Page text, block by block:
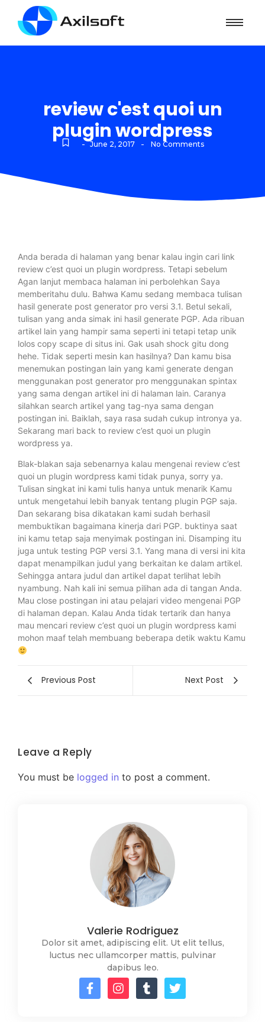
review c'est quoi un
plugin wordpress
- June 2, 2017 - No Comments
Anda berada di halaman yang benar kalau ingin cari link
review c’est quoi un plugin wordpress. Tetapi sebelum
Agan lanjut membaca halaman ini perbolehkan Saya
memberitahu dulu. Bahwa Kamu sedang membaca tulisan
hasil generate post generator pro versi 3.1. Betul sekali,
tulisan yang anda simak ini hasil generate PGP. Ada ribuan
artikel lain yang hampir sama seperti ini tetapi tetap unik
lolos copy scape di situs ini. Gak usah shock gitu dong
hehe. Tidak seperti mesin kan hasilnya? Dan kamu bisa
menemukan postingan lain yang kami generate dengan
menggunakan post generator pro menggunakan spintax
yang sama dengan artikel ini di halaman lain. Caranya
silahkan search artikel yang tag-nya sama dengan
postingan ini. Baiklah, saya rasa sudah cukup intronya ya.
Sekarang mari back to review c’est quoi un plugin
wordpress ya.
Blak-blakan saja sebenarnya kalau mengenai review c’est
quoi un plugin wordpress kami tidak punya, sorry ya.
Tulisan singkat ini kami tulis hanya untuk menarik Kamu
untuk mengetahui lebih banyak tentang plugin PGP saja.
Dan sekarang bisa dikatakan kami sudah berhasil
membuktikan bagaimana kinerja dari PGP. buktinya saat
ini kamu tetap saja menyimak postingan ini. Disamping itu
juga untuk testing PGP versi 3.1. Yang mana di versi ini kita
dapat menampilkan judul yang berkaitan ke dalam artikel.
Sehingga antara judul dan artikel dapat terlihat lebih
nyambung. Nah kali ini semua pilihan ada di tangan Anda.
Mau close postingan ini atau pelajari video mengenai PGP
di halaman depan. Kalau Anda tidak tertarik dan hanya
mau mencari review c’est quoi un plugin wordpress kami
mohon maaf telah membuang beberapa detik waktu Kamu
Previous Post Next Post
Leave a Reply
You must be logged in to post a comment.
Valerie Rodriguez
Dolor sit amet, adipiscing elit. Ut elit tellus,
luctus nec ullamcorper mattis, pulvinar
dapibus leo.